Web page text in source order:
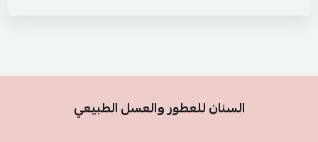
السنان للعطور والعسل الطبيعي